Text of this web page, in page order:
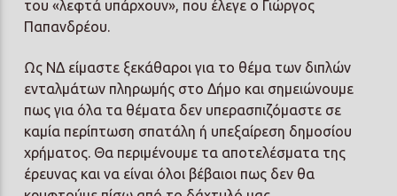
του «λεφτά υπάρχουν», που έλεγε ο Γιώργος
Παπανδρέου.
Ως ΝΔ είμαστε ξεκάθαροι για το θέμα των διπλών
ενταλμάτων πληρωμής στο Δήμο και σημειώνουμε
πως για όλα τα θέματα δεν υπερασπιζόμαστε σε
καμία περίπτωση σπατάλη ή υπεξαίρεση δημοσίου
χρήματος. Θα περιμένουμε τα αποτελέσματα της
έρευνας και να είναι όλοι βέβαιοι πως δεν θα